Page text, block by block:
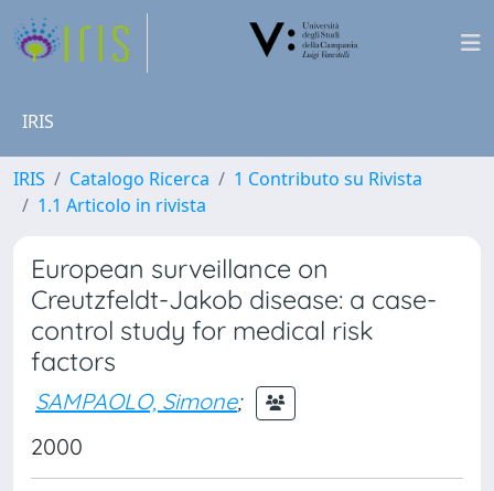
IRIS
IRIS Catalogo Ricerca
1 Contributo su Rivista
1.1 Articolo in rivista
European surveillance on
Creutzfeldt-Jakob disease: a case-
control study for medical risk
factors
SAMPAOLO, Simone;
2000